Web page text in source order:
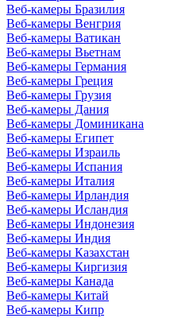
Веб-камеры Бразилия
Веб-камеры Венгрия
Веб-камеры Ватикан
Веб-камеры Вьетнам
Веб-камеры Германия
Веб-камеры Греция
Веб-камеры Грузия
Веб-камеры Дания
Веб-камеры Доминикана
Веб-камеры Египет
Веб-камеры Израиль
Веб-камеры Испания
Веб-камеры Италия
Веб-камеры Ирландия
Веб-камеры Исландия
Веб-камеры Индонезия
Веб-камеры Индия
Веб-камеры Казахстан
Веб-камеры Киргизия
Веб-камеры Канада
Веб-камеры Китай
Веб-камеры Кипр